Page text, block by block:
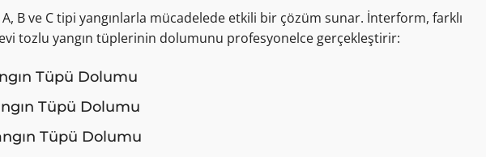
B ve C tipi yangınlarla mücadelede etkili bir çözüm sunar. İnterform, farklı
tozlu yangın tüplerinin dolumunu profesyonelce gerçekleştirir:
Tüpü Dolumu
Tüpü Dolumu
Tüpü Dolumu